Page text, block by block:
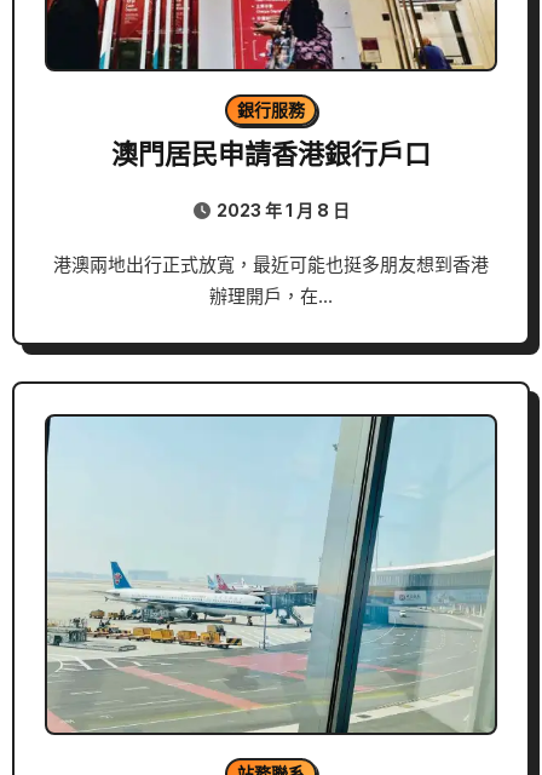
銀行服務
澳門居民申請香港銀行戶口
2023 年 1 月 8 日
港澳兩地出行正式放寬，最近可能也挺多朋友想到香港
辦理開戶，在…